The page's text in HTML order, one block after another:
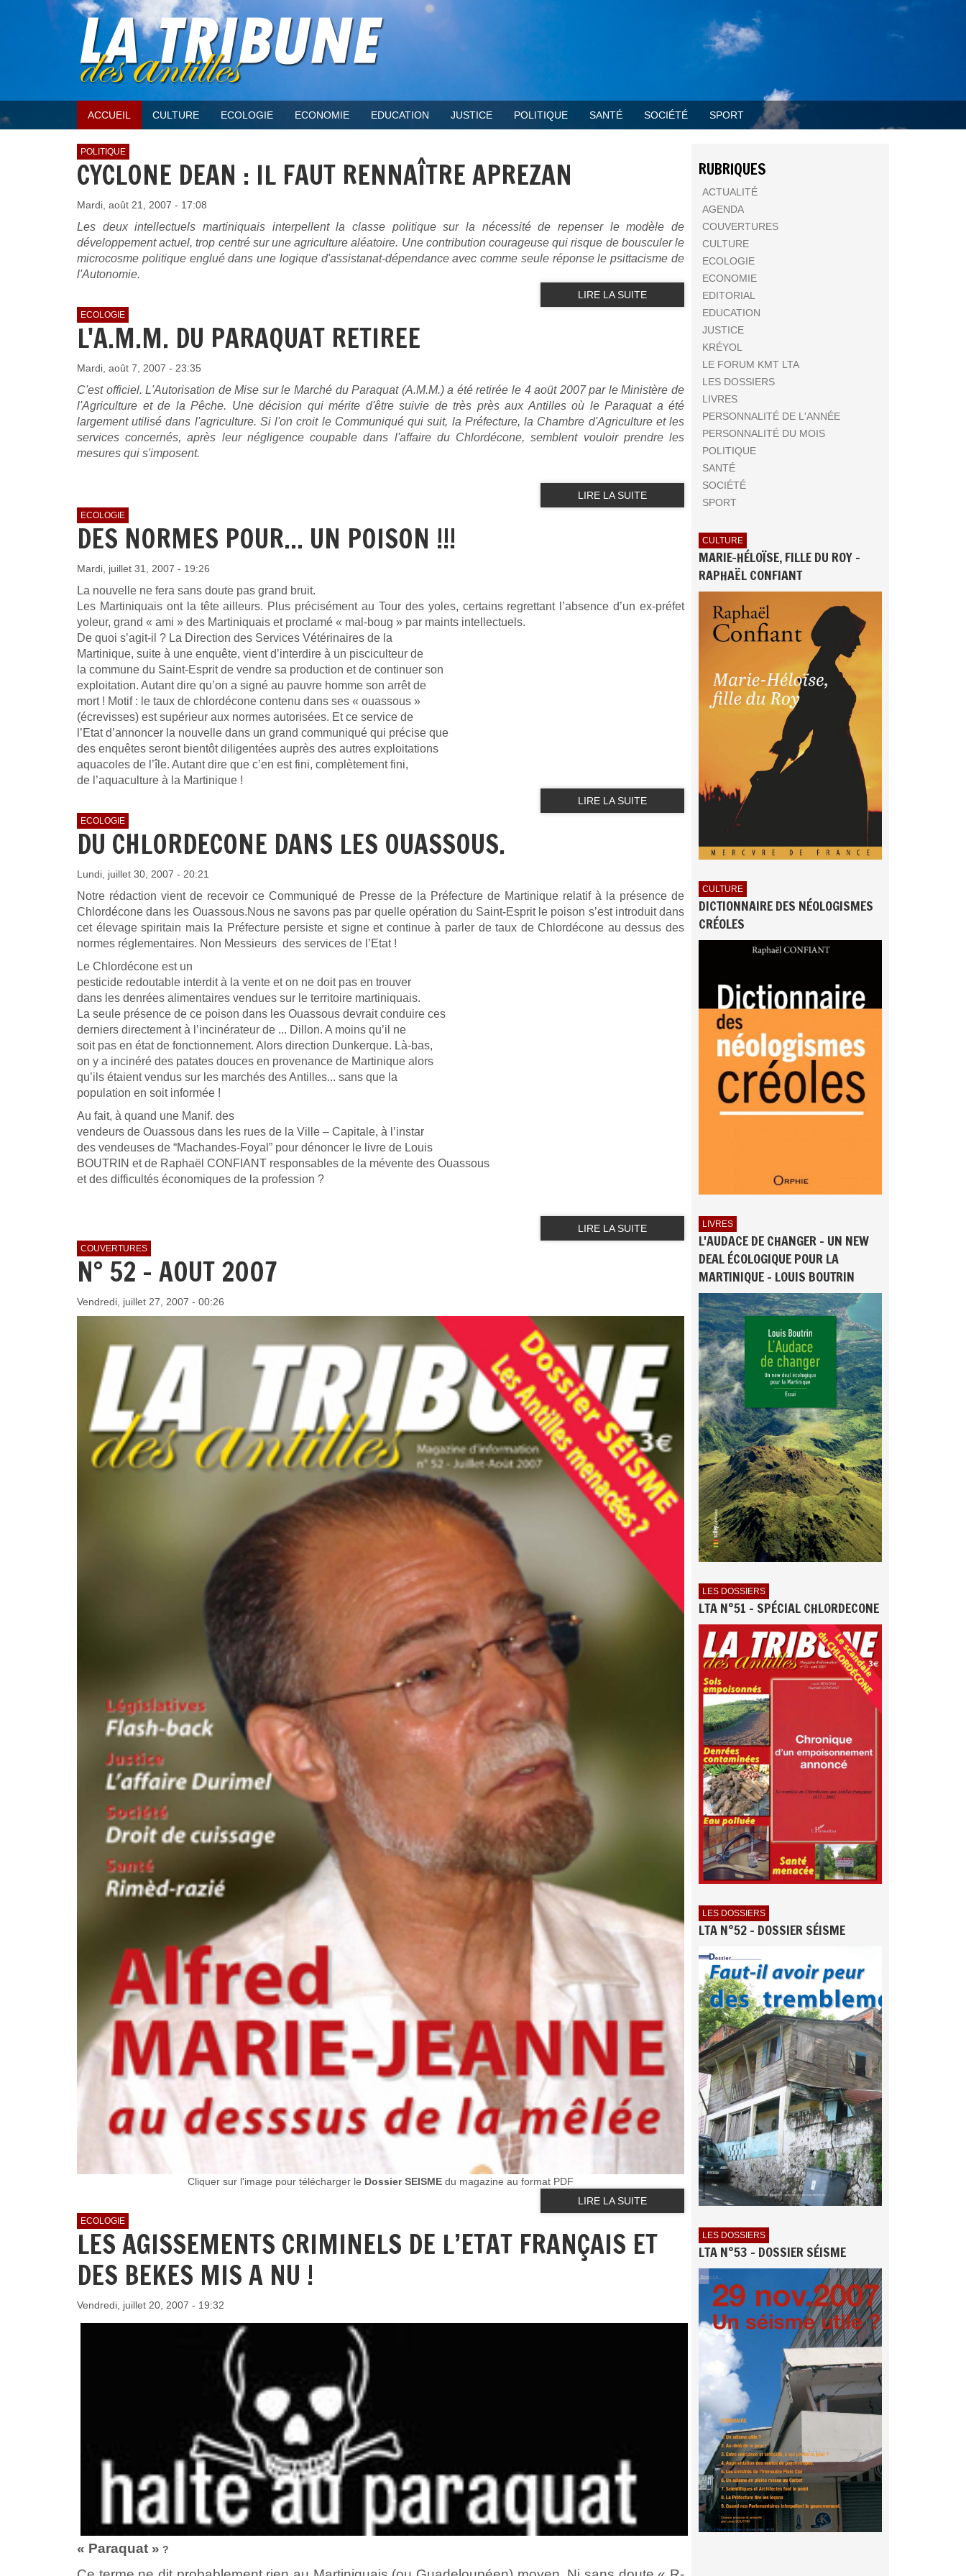
ACCUEIL CULTURE ECOLOGIE ECONOMIE EDUCATION JUSTICE POLITIQUE SANTÉ SOCIÉTÉ SPORT
POLITIQUE
CYCLONE DEAN : IL FAUT RENNAÎTRE APREZAN
Mardi, août 21, 2007 - 17:08
Les deux intellectuels martiniquais interpellent la classe politique sur la nécessité de repenser le modèle de
développement actuel, trop centré sur une agriculture aléatoire. Une contribution courageuse qui risque de bousculer le
microcosme politique englué dans une logique d'assistanat-dépendance avec comme seule réponse le psittacisme de
l'Autonomie.
LIRE LA SUITE
ECOLOGIE
L'A.M.M. DU PARAQUAT RETIREE
Mardi, août 7, 2007 - 23:35
C'est officiel. L'Autorisation de Mise sur le Marché du Paraquat (A.M.M.) a été retirée le 4 aoüt 2007 par le Ministère de
l'Agriculture et de la Pêche. Une décision qui mérite d'être suivie de très près aux Antilles où le Paraquat a été
largement utilisé dans l'agriculture. Si l'on croit le Communiqué qui suit, la Préfecture, la Chambre d'Agriculture et les
services concernés, après leur négligence coupable dans l'affaire du Chlordécone, semblent vouloir prendre les
mesures qui s'imposent.
LIRE LA SUITE
ECOLOGIE
DES NORMES POUR... UN POISON !!!
Mardi, juillet 31, 2007 - 19:26
La nouvelle ne fera sans doute pas grand bruit.
Les Martiniquais ont la tête ailleurs. Plus précisément au Tour des yoles, certains regrettant l’absence d’un ex-préfet
yoleur, grand « ami » des Martiniquais et proclamé « mal-boug » par maints intellectuels.
De quoi s’agit-il ? La Direction des Services Vétérinaires de la
Martinique, suite à une enquête, vient d’interdire à un pisciculteur de
la commune du Saint-Esprit de vendre sa production et de continuer son
exploitation. Autant dire qu’on a signé au pauvre homme son arrêt de
mort ! Motif : le taux de chlordécone contenu dans ses « ouassous »
(écrevisses) est supérieur aux normes autorisées. Et ce service de
l’Etat d’annoncer la nouvelle dans un grand communiqué qui précise que
des enquêtes seront bientôt diligentées auprès des autres exploitations
aquacoles de l’île. Autant dire que c’en est fini, complètement fini,
de l’aquaculture à la Martinique !
LIRE LA SUITE
ECOLOGIE
DU CHLORDECONE DANS LES OUASSOUS.
Lundi, juillet 30, 2007 - 20:21
Notre rédaction vient de recevoir ce Communiqué de Presse de la Préfecture de Martinique relatif à la présence de
Chlordécone dans les Ouassous.Nous ne savons pas par quelle opération du Saint-Esprit le poison s’est introduit dans
cet élevage spiritain mais la Préfecture persiste et signe et continue à parler de taux de Chlordécone au dessus des
normes réglementaires. Non Messieurs des services de l’Etat !
Le Chlordécone est un
pesticide redoutable interdit à la vente et on ne doit pas en trouver
dans les denrées alimentaires vendues sur le territoire martiniquais.
La seule présence de ce poison dans les Ouassous devrait conduire ces
derniers directement à l’incinérateur de ... Dillon. A moins qu’il ne
soit pas en état de fonctionnement. Alors direction Dunkerque. Là-bas,
on y a incinéré des patates douces en provenance de Martinique alors
qu’ils étaient vendus sur les marchés des Antilles... sans que la
population en soit informée !
Au fait, à quand une Manif. des
vendeurs de Ouassous dans les rues de la Ville – Capitale, à l’instar
des vendeuses de “Machandes-Foyal” pour dénoncer le livre de Louis
BOUTRIN et de Raphaël CONFIANT responsables de la mévente des Ouassous
et des difficultés économiques de la profession ?
LIRE LA SUITE
COUVERTURES
N° 52 - AOUT 2007
Vendredi, juillet 27, 2007 - 00:26
Cliquer sur l'image pour télécharger le Dossier SEISME du magazine au format PDF
LIRE LA SUITE
ECOLOGIE
LES AGISSEMENTS CRIMINELS DE L’ETAT FRANÇAIS ET
DES BEKES MIS A NU !
Vendredi, juillet 20, 2007 - 19:32
« Paraquat » ?
RUBRIQUES
ACTUALITÉ
AGENDA
COUVERTURES
CULTURE
ECOLOGIE
ECONOMIE
EDITORIAL
EDUCATION
JUSTICE
KRÉYOL
LE FORUM KMT LTA
LES DOSSIERS
LIVRES
PERSONNALITÉ DE L'ANNÉE
PERSONNALITÉ DU MOIS
POLITIQUE
SANTÉ
SOCIÉTÉ
SPORT
CULTURE
MARIE-HÉLOÏSE, FILLE DU ROY -
RAPHAËL CONFIANT
CULTURE
DICTIONNAIRE DES NÉOLOGISMES
CRÉOLES
LIVRES
L'AUDACE DE CHANGER - UN NEW
DEAL ÉCOLOGIQUE POUR LA
MARTINIQUE - LOUIS BOUTRIN
LES DOSSIERS
LTA N°51 - SPÉCIAL CHLORDECONE
LES DOSSIERS
LTA N°52 - DOSSIER SÉISME
LES DOSSIERS
LTA N°53 - DOSSIER SÉISME